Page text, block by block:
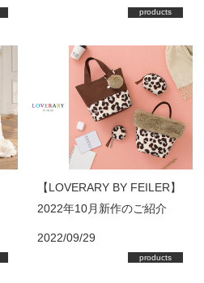
products
【LOVERARY BY FEILER】
2022年10月新作のご紹介
2022/09/29
products